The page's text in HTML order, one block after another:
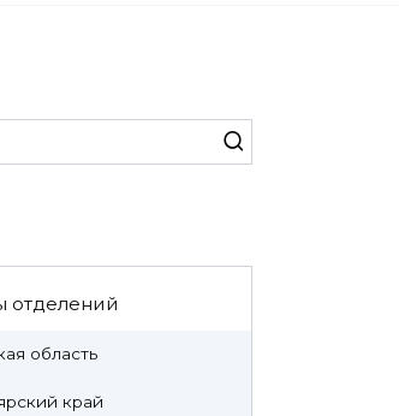
отделений
область
край